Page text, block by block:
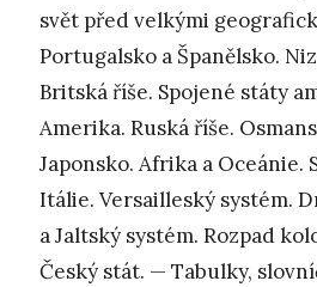
svět před velkými
Portugalsko a Španělsko.
Britská říše. Spojené státy
Amerika. Ruská říše.
Japonsko. Afrika a Oceánie.
Itálie. Versailleský systém.
a Jaltský systém. Rozpad
Český stát. — Tabulky,